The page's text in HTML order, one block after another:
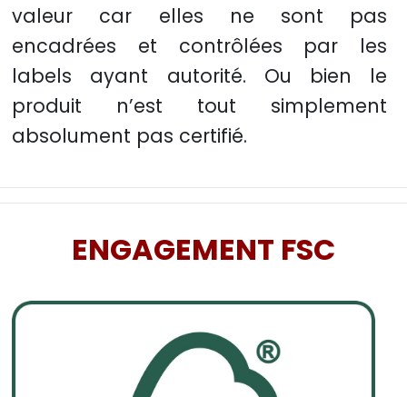
valeur car elles ne sont pas
encadrées et contrôlées par les
labels ayant autorité. Ou bien le
produit n’est tout simplement
absolument pas certifié.
ENGAGEMENT FSC